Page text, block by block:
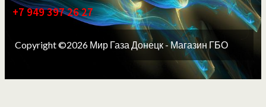
+7 949 397 26 27
Copyright ©2026 Мир Газа Донецк - Магазин ГБО